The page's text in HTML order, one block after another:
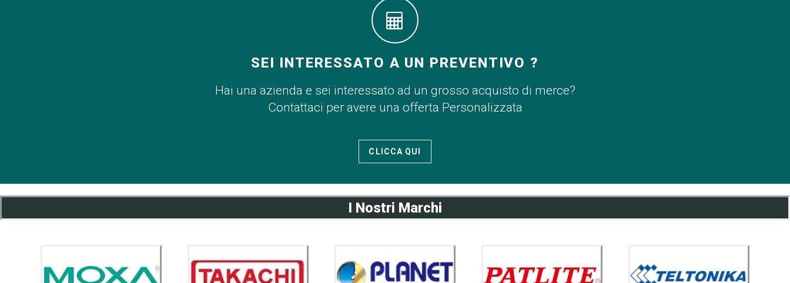
SEI INTERESSATO A UN PREVENTIVO ?
Hai una azienda e sei interessato ad un grosso acquisto di merce?
Contattaci per avere una offerta Personalizzata
CLICCA QUI
I Nostri Marchi